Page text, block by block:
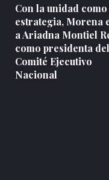
Con la unidad como
estrategia, Morena
a Ariadna Montiel
como presidenta del
Comité Ejecutivo
Nacional